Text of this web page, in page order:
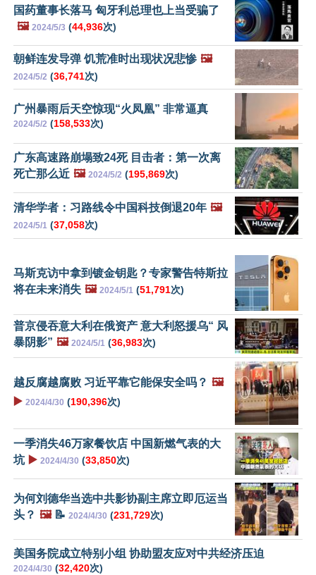
国药董事长落马 匈牙利总理也上当受骗了
🖼️ 2024/5/3 (44,936次)
朝鲜连发导弹 饥荒准时出现状况悲惨 🖼️
2024/5/2 (36,741次)
广州暴雨后天空惊现“火凤凰” 非常逼真
2024/5/2 (158,533次)
广东高速路崩塌致24死 目击者：第一次离
死亡那么近 🖼️ 2024/5/2 (195,869次)
清华学者：习路线令中国科技倒退20年 🖼️
2024/5/1 (37,058次)
马斯克访中拿到镀金钥匙？专家警告特斯拉
将在未来消失 🖼️ 2024/5/1 (51,791次)
普京侵吞意大利在俄资产 意大利怒援乌“ 风
暴阴影” 🖼️ 2024/5/1 (36,983次)
越反腐越腐败 习近平靠它能保安全吗？ 🖼️
▶️ 2024/4/30 (190,396次)
一季消失46万家餐饮店 中国新燃气表的大
坑 ▶️ 2024/4/30 (33,850次)
为何刘德华当选中共影协副主席立即厄运当
头？ 🖼️📝 2024/4/30 (231,729次)
美国务院成立特别小组 协助盟友应对中共经济压迫
2024/4/30 (32,420次)